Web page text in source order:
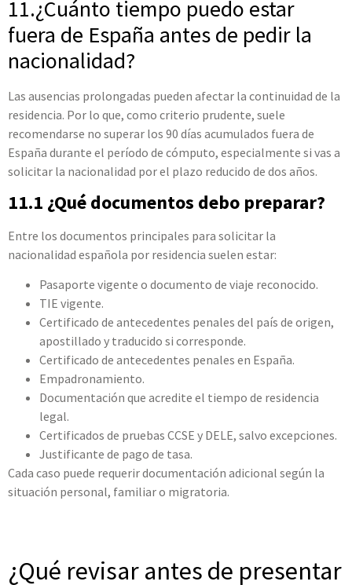
11.¿Cuánto tiempo puedo estar
fuera de España antes de pedir la
nacionalidad?
Las ausencias prolongadas pueden afectar la continuidad de la
residencia. Por lo que, como criterio prudente, suele
recomendarse no superar los 90 días acumulados fuera de
España durante el período de cómputo, especialmente si vas a
solicitar la nacionalidad por el plazo reducido de dos años.
11.1 ¿Qué documentos debo preparar?
Entre los documentos principales para solicitar la
nacionalidad española por residencia suelen estar:
Pasaporte vigente o documento de viaje reconocido.
TIE vigente.
Certificado de antecedentes penales del país de origen,
apostillado y traducido si corresponde.
Certificado de antecedentes penales en España.
Empadronamiento.
Documentación que acredite el tiempo de residencia
legal.
Certificados de pruebas CCSE y DELE, salvo excepciones.
Justificante de pago de tasa.
Cada caso puede requerir documentación adicional según la
situación personal, familiar o migratoria.
¿Qué revisar antes de presentar